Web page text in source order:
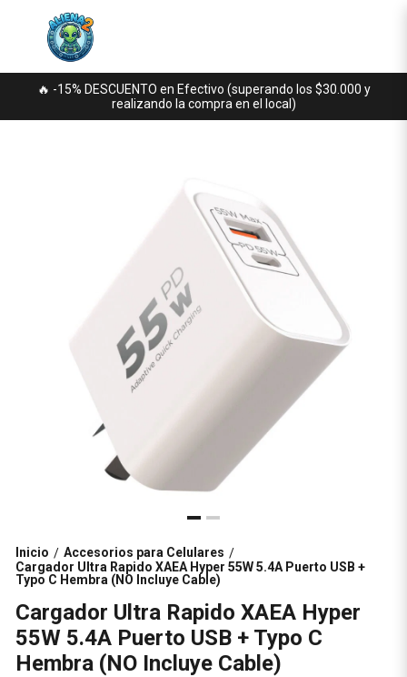
🔥 -15% DESCUENTO en Efectivo (superando los $30.000 y
realizando la compra en el local)
Inicio / Accesorios para Celulares /
Cargador Ultra Rapido XAEA Hyper 55W 5.4A Puerto USB +
Typo C Hembra (NO Incluye Cable)
Cargador Ultra Rapido XAEA Hyper
55W 5.4A Puerto USB + Typo C
Hembra (NO Incluye Cable)